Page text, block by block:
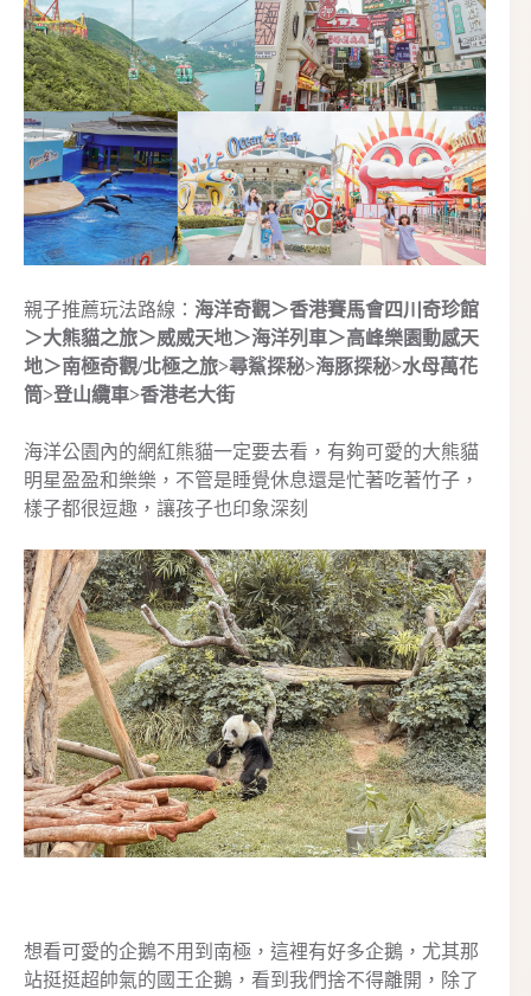
親子推薦玩法路線： 海洋奇觀＞香港賽馬會四川奇珍館
＞大熊貓之旅＞威威天地＞海洋列車＞高峰樂園動感天
地＞南極奇觀/北極之旅>尋鯊探秘>海豚探秘>水母萬花
筒>登山纜車>香港老大街
海洋公園內的網紅熊貓一定要去看，有夠可愛的大熊貓
明星盈盈和樂樂，不管是睡覺休息還是忙著吃著竹子，
樣子都很逗趣，讓孩子也印象深刻
想看可愛的企鵝不用到南極，這裡有好多企鵝，尤其那
站挺挺超帥氣的國王企鵝，看到我們捨不得離開，除了